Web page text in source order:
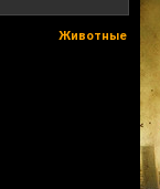
Животные